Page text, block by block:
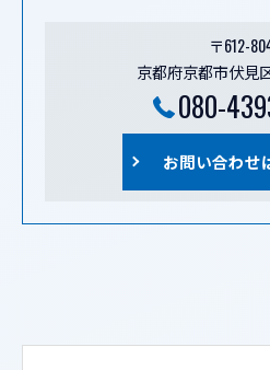
〒612-
京都府京都市伏見
080-
お問い合わせ